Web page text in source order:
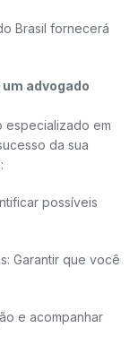
Brasil fornecerá
advogado
especializado em
da sua
possíveis
Garantir que você
e acompanhar